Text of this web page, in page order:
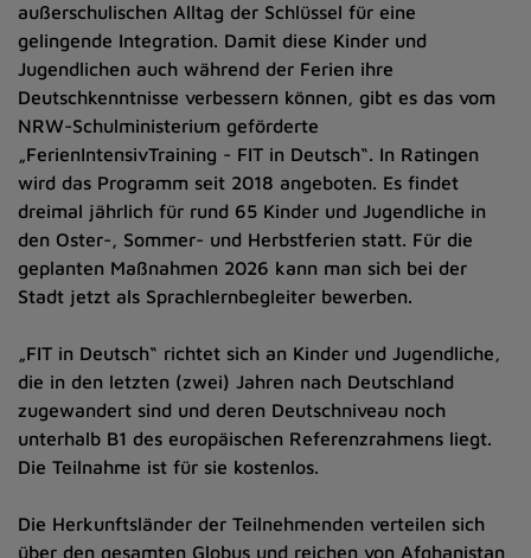
außerschulischen Alltag der Schlüssel für eine
gelingende Integration. Damit diese Kinder und
Jugendlichen auch während der Ferien ihre
Deutschkenntnisse verbessern können, gibt es das vom
NRW-Schulministerium geförderte
„FerienIntensivTraining - FIT in Deutsch“. In Ratingen
wird das Programm seit 2018 angeboten. Es findet
dreimal jährlich für rund 65 Kinder und Jugendliche in
den Oster-, Sommer- und Herbstferien statt. Für die
geplanten Maßnahmen 2026 kann man sich bei der
Stadt jetzt als Sprachlernbegleiter bewerben.
„FIT in Deutsch“ richtet sich an Kinder und Jugendliche,
die in den letzten (zwei) Jahren nach Deutschland
zugewandert sind und deren Deutschniveau noch
unterhalb B1 des europäischen Referenzrahmens liegt.
Die Teilnahme ist für sie kostenlos.
Die Herkunftsländer der Teilnehmenden verteilen sich
über den gesamten Globus und reichen von Afghanistan